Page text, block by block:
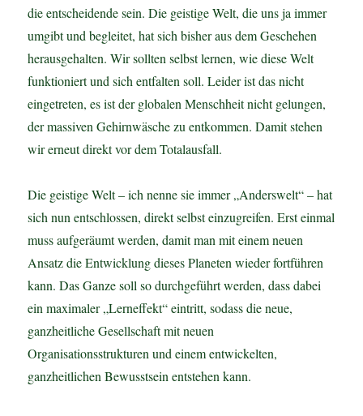
die entscheidende sein. Die geistige Welt, die uns ja immer
umgibt und begleitet, hat sich bisher aus dem Geschehen
herausgehalten. Wir sollten selbst lernen, wie diese Welt
funktioniert und sich entfalten soll. Leider ist das nicht
eingetreten, es ist der globalen Menschheit nicht gelungen,
der massiven Gehirnwäsche zu entkommen. Damit stehen
wir erneut direkt vor dem Totalausfall.
Die geistige Welt – ich nenne sie immer „Anderswelt“ – hat
sich nun entschlossen, direkt selbst einzugreifen. Erst einmal
muss aufgeräumt werden, damit man mit einem neuen
Ansatz die Entwicklung dieses Planeten wieder fortführen
kann. Das Ganze soll so durchgeführt werden, dass dabei
ein maximaler „Lerneffekt“ eintritt, sodass die neue,
ganzheitliche Gesellschaft mit neuen
Organisationsstrukturen und einem entwickelten,
ganzheitlichen Bewusstsein entstehen kann.